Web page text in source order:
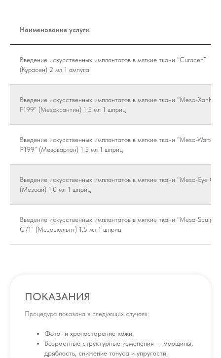
Наименование услуги
Введение искусственных имплантатов в мягкие ткани "Curacen”
(Курасен) 2 мл 1 ампула
Введение искусственных имплантатов в мягкие ткани "Meso-Xanhtin
F199” (Мезоксантин) 1,5 мл 1 шприц
Введение искусственных имплантатов в мягкие ткани "Meso-Warton
P199” (Мезовартон) 1,5 мл 1 шприц
Введение искусственных имплантатов в мягкие ткани "Meso-Eye
(Мезоай) 1,0 мл 1 шприц
Введение искусственных имплантатов в мягкие ткани "Meso-Sculpt
C71” (Мезоскульпт) 1,5 мл 1 шприц
ПОКАЗАНИЯ
Процедура показана в следующих случаях:
Фото- и хроностарение кожи.
Возрастные структурные изменения — морщины,
дряблость, снижение тонуса и упругости.